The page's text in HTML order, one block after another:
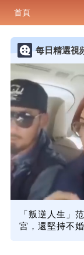
首頁
每日精選視
「叛逆人生」
宮，還堅持不婚